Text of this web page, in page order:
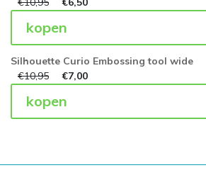
kopen
Silhouette Curio Embossing tool wide
€10,95 €7,00
kopen